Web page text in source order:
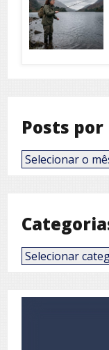
Posts por
Posts
por
Categorias
de